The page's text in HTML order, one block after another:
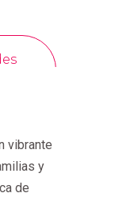
vibrante
y
de